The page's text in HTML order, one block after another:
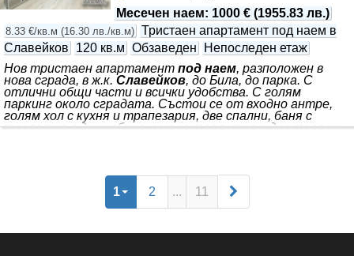
Месечен наем: 1000 € (1955.83 лв.)
8.33 €/кв.м (16.30 лв./кв.м) Тристаен апартамент под наем в
Славейков
120 кв.м Обзаведен
Непоследен етаж
Нов тристаен апартамент под наем, разположен в
нова сграда, в ж.к. Славейков, до Била, до парка. С
отлични общи части и всички удобства. С голям
паркинг около сградата. Състои се от входно антре,
голям хол с кухня и трапезария, две спални, баня с
тоалетна с душкабина, втора тоалетна и две тераси.
информация, може да се свържете с нас на посочения
телефон. Call us - we speak: Bulgarian, English, Russian,
Turkish and German. КОД НА ОФЕРТА: 183243
1 2 ... 11